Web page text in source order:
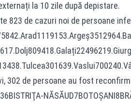
la 10 zile după depistare.
de cazuri noi de persoane
de persoane au fost